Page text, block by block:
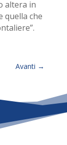
altera in
quella che
Avanti →